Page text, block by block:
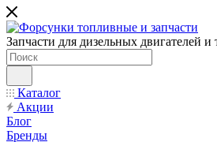
Запчасти для дизельных двигателей
Каталог
Акции
Блог
Бренды